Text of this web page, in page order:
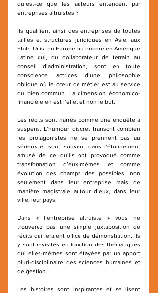
qu’est-ce que les auteurs entendent par
entreprises altruistes ?
Ils qualifient ainsi des entreprises de toutes
tailles et structures juridiques en Asie, aux
Etats-Unis, en Europe ou encore en Amérique
Latine qui, du collaborateur de terrain au
conseil d’administration, sont en toute
conscience actrices d’une philosophie
oblique où le cœur de métier est au service
du bien commun. La dimension économico-
financière en est l’effet et non le but.
Les récits sont narrés comme une enquête à
suspens. L’humour discret transcrit combien
les protagonistes ne se prennent pas au
sérieux et sont souvent dans l’étonnement
amusé de ce qu’ils ont provoqué comme
transformation d’eux-mêmes et comme
évolution des champs des possibles, non
seulement dans leur entreprise mais de
manière magistrale autour d’eux, dans leur
ville, leur pays.
Dans « l’entreprise altruiste » vous ne
trouverez pas une simple juxtaposition de
récits qui feraient office de démonstration. Ils
y sont revisités en fonction des thématiques
qui elles-mêmes sont étayées par un apport
pluri-disciplinaire des sciences humaines et
de gestion.
Les histoires sont inspirantes et se lisent